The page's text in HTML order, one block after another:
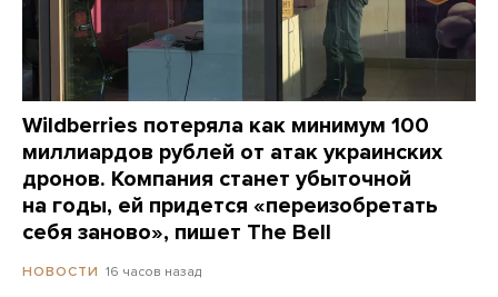
Wildberries потеряла как минимум 100
миллиардов рублей от атак украинских
дронов. Компания станет убыточной
на годы, ей придется «переизобретать
себя заново», пишет The Bell
НОВОСТИ 16 часов назад